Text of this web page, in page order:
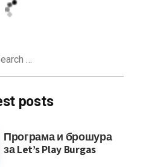
posts
Програма и брошура
за Let’s Play Burgas